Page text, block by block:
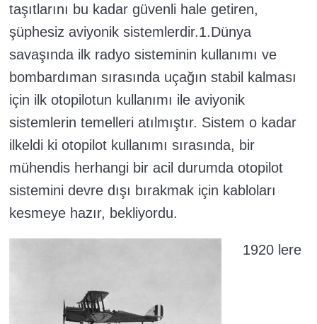
taşıtlarını bu kadar güvenli hale getiren,
şüphesiz aviyonik sistemlerdir.1.Dünya
savaşında ilk radyo sisteminin kullanımı ve
bombardıman sırasında uçağın stabil kalması
için ilk otopilotun kullanımı ile aviyonik
sistemlerin temelleri atılmıştır. Sistem o kadar
ilkeldi ki otopilot kullanımı sırasında, bir
mühendis herhangi bir acil durumda otopilot
sistemini devre dışı bırakmak için kabloları
kesmeye hazır, bekliyordu.
1920 lere